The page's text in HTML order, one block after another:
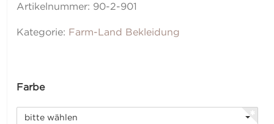
Artikelnummer: 90-2-901
Kategorie: Farm-Land Bekleidung
Farbe
bitte wählen